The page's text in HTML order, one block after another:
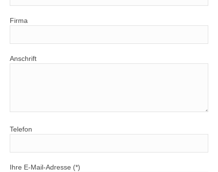
Firma
Anschrift
Telefon
Ihre E-Mail-Adresse (*)